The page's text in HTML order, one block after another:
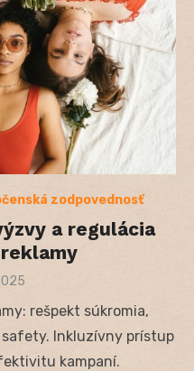
zodpovednosť
a regulácia
rešpekt súkromia,
Inkluzívny prístup
kampaní.